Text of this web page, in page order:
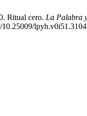
Ritual cero. La Palabra